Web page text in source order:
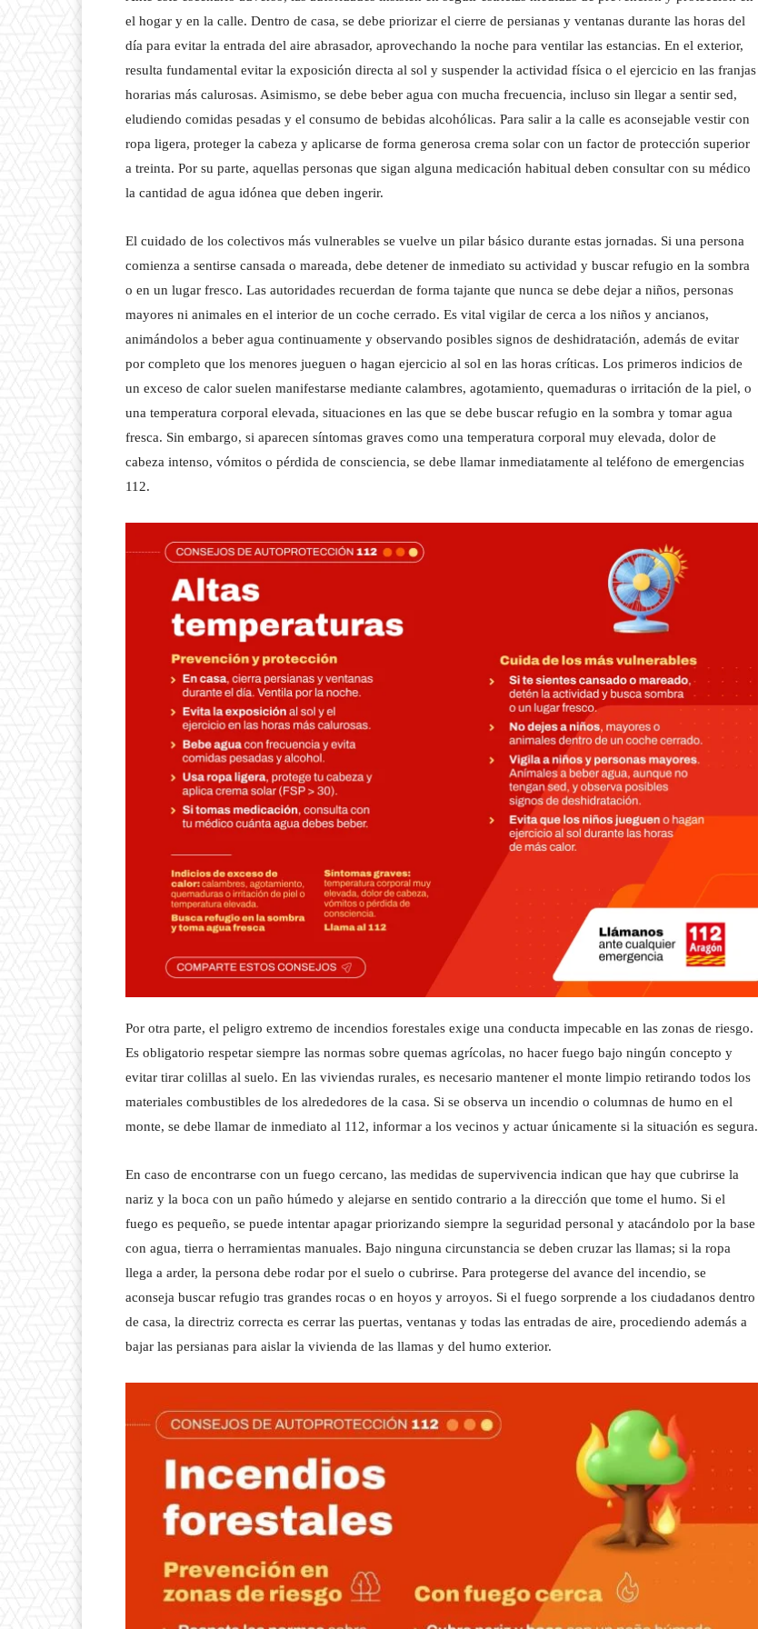
el hogar y en la calle. Dentro de casa, se debe priorizar el cierre de persianas y ventanas durante las horas del
día para evitar la entrada del aire abrasador, aprovechando la noche para ventilar las estancias. En el exterior,
resulta fundamental evitar la exposición directa al sol y suspender la actividad física o el ejercicio en las franjas
horarias más calurosas. Asimismo, se debe beber agua con mucha frecuencia, incluso sin llegar a sentir sed,
eludiendo comidas pesadas y el consumo de bebidas alcohólicas. Para salir a la calle es aconsejable vestir con
ropa ligera, proteger la cabeza y aplicarse de forma generosa crema solar con un factor de protección superior
a treinta. Por su parte, aquellas personas que sigan alguna medicación habitual deben consultar con su médico
la cantidad de agua idónea que deben ingerir.
El cuidado de los colectivos más vulnerables se vuelve un pilar básico durante estas jornadas. Si una persona
comienza a sentirse cansada o mareada, debe detener de inmediato su actividad y buscar refugio en la sombra
o en un lugar fresco. Las autoridades recuerdan de forma tajante que nunca se debe dejar a niños, personas
mayores ni animales en el interior de un coche cerrado. Es vital vigilar de cerca a los niños y ancianos,
animándolos a beber agua continuamente y observando posibles signos de deshidratación, además de evitar
por completo que los menores jueguen o hagan ejercicio al sol en las horas críticas. Los primeros indicios de
un exceso de calor suelen manifestarse mediante calambres, agotamiento, quemaduras o irritación de la piel, o
una temperatura corporal elevada, situaciones en las que se debe buscar refugio en la sombra y tomar agua
fresca. Sin embargo, si aparecen síntomas graves como una temperatura corporal muy elevada, dolor de
cabeza intenso, vómitos o pérdida de consciencia, se debe llamar inmediatamente al teléfono de emergencias
112.
Por otra parte, el peligro extremo de incendios forestales exige una conducta impecable en las zonas de riesgo.
Es obligatorio respetar siempre las normas sobre quemas agrícolas, no hacer fuego bajo ningún concepto y
evitar tirar colillas al suelo. En las viviendas rurales, es necesario mantener el monte limpio retirando todos los
materiales combustibles de los alrededores de la casa. Si se observa un incendio o columnas de humo en el
monte, se debe llamar de inmediato al 112, informar a los vecinos y actuar únicamente si la situación es segura.
En caso de encontrarse con un fuego cercano, las medidas de supervivencia indican que hay que cubrirse la
nariz y la boca con un paño húmedo y alejarse en sentido contrario a la dirección que tome el humo. Si el
fuego es pequeño, se puede intentar apagar priorizando siempre la seguridad personal y atacándolo por la base
con agua, tierra o herramientas manuales. Bajo ninguna circunstancia se deben cruzar las llamas; si la ropa
llega a arder, la persona debe rodar por el suelo o cubrirse. Para protegerse del avance del incendio, se
aconseja buscar refugio tras grandes rocas o en hoyos y arroyos. Si el fuego sorprende a los ciudadanos dentro
de casa, la directriz correcta es cerrar las puertas, ventanas y todas las entradas de aire, procediendo además a
bajar las persianas para aislar la vivienda de las llamas y del humo exterior.